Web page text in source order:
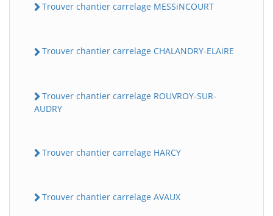
Trouver chantier carrelage MESSiNCOURT
Trouver chantier carrelage CHALANDRY-ELAiRE
Trouver chantier carrelage ROUVROY-SUR-
AUDRY
Trouver chantier carrelage HARCY
Trouver chantier carrelage AVAUX